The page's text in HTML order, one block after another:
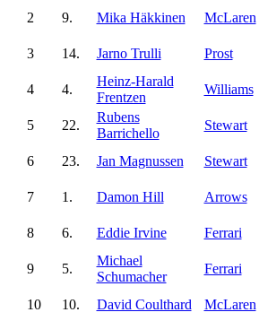
2 9. Mika Häkkinen McLaren
3
14. Jarno Trulli Prost
4
4.
Heinz-Harald
Frentzen
Williams
5
22.
Rubens
Barrichello
Stewart
6
23. Jan Magnussen Stewart
7
1. Damon Hill Arrows
8
6. Eddie Irvine Ferrari
9
5.
Michael
Schumacher
Ferrari
10
10. David Coulthard McLaren